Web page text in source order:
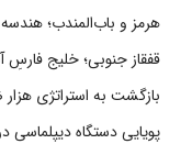
هرمز و باب‌المندب؛
قفقاز جنوبی؛ خلیج فارسِ
بازگشت به استراتژی
پویایی دستگاه دیپلماسی